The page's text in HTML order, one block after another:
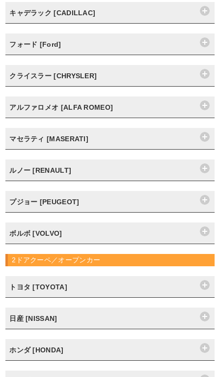
キャデラック [CADILLAC]
フォード [Ford]
クライスラー [CHRYSLER]
アルファロメオ [ALFA ROMEO]
マセラティ [MASERATI]
ルノー [RENAULT]
プジョー [PEUGEOT]
ボルボ [VOLVO]
2ドアクーペ／オープンカー
トヨタ [TOYOTA]
日産 [NISSAN]
ホンダ [HONDA]